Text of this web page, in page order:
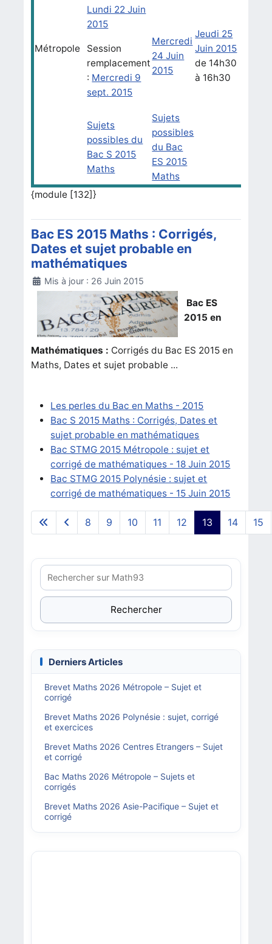
Métropole
Lundi 22 Juin
2015
Session
remplacement
: Mercredi 9
sept. 2015
Mercredi
24 Juin
2015
Jeudi 25
Juin 2015
de 14h30
à 16h30
Sujets
possibles du
Bac S 2015
Maths
Sujets
possibles
du Bac
ES 2015
Maths
{module [132]}
Bac ES 2015 Maths : Corrigés,
Dates et sujet probable en
mathématiques
DétailsMis à jour : 26 Juin 2015
Bac ES
2015 en
Mathématiques : Corrigés du Bac ES 2015 en
Maths, Dates et sujet probable ...
Les perles du Bac en Maths - 2015
Bac S 2015 Maths : Corrigés, Dates et
sujet probable en mathématiques
Bac STMG 2015 Métropole : sujet et
corrigé de mathématiques - 18 Juin 2015
Bac STMG 2015 Polynésie : sujet et
corrigé de mathématiques - 15 Juin 2015
Page 13 sur 27
8 9 10 11 12 13 14 15
Rechercher
Derniers Articles
Brevet Maths 2026 Métropole – Sujet et
corrigé
Brevet Maths 2026 Polynésie : sujet, corrigé
et exercices
Brevet Maths 2026 Centres Etrangers – Sujet
et corrigé
Bac Maths 2026 Métropole – Sujets et
corrigés
Brevet Maths 2026 Asie-Pacifique – Sujet et
corrigé